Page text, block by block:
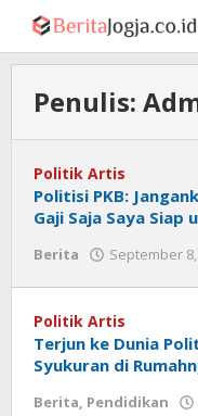
Lewati
konten
Penulis:
Politik Artis
Politisi PKB:
Gaji Saja Saya Siap
Berita September
Politik Artis
Terjun ke Dunia
Syukuran di
Berita, Pendidikan